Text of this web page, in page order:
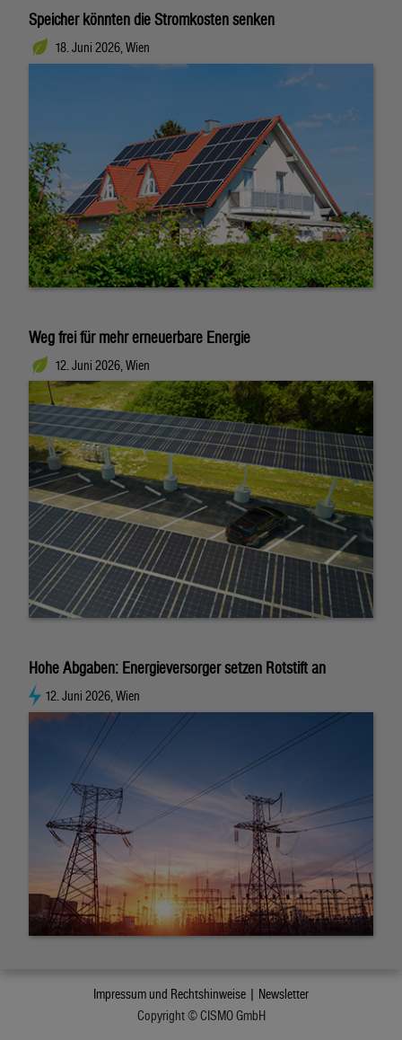
Speicher könnten die Stromkosten senken
18. Juni 2026, Wien
Weg frei für mehr erneuerbare Energie
12. Juni 2026, Wien
Hohe Abgaben: Energieversorger setzen Rotstift an
12. Juni 2026, Wien
Impressum und Rechtshinweise | Newsletter
Copyright © CISMO GmbH